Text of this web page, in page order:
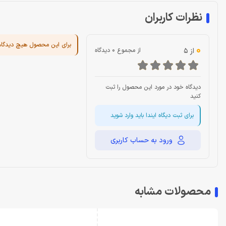
نظرات کاربران
0 از 5 از مجموع 0 دیدگاه
دیدگاه خود در مورد این محصول را ثبت
کنید
برای ثبت دیگاه ایندا باید وارد شوید
ورود به حساب کاربری
برای این محصول هیچ
محصولات مشابه